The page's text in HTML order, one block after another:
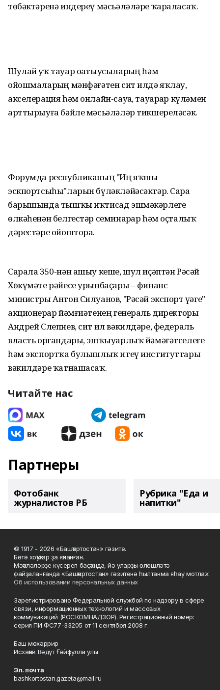
төбәктәренә индереү мәсьәләләре ҡараласаҡ.
Шулай уҡ тауар оҙатыусыларҙың һәм
ойошмаларҙың мәнфәғәтен сит илдә яҡлау,
акселерация һәм онлайн-сауҙа, тауарҙар күләмен
арттырыуға бәйле мәсьәләләр тикшереләсәк.
Форумда республиканың "Иң яҡшы
эскпортсыһы"ларын бүләкләйәсәктәр. Сара
барышында тышҡы иҡтисад эшмәкәрлеге
өлкәһенән белгестәр семинарҙар һәм оҫталыҡ
дәрестәре ойоштора.
Сарала 350-нән ашыу кеше, шул иҫәптән Рәсәй
Хөкүмәте рәйесе урынбаҫары – финанс
министры Антон Силуанов, "Рәсәй экспорт үҙәге"
акционерҙар йәмғиәтенең генераль директоры
Андрей Слепнев, сит ил вәкилдәре, федераль
власть органдары, эшҡыуарлыҡ йәмәғәтселеге
һәм экспортҡа булышлыҡ итеү институттары
вәкилдәре ҡатнашасаҡ.
Читайте нас
Партнеры
Фотобанк
журналистов РБ
Рубрика "Еда и
напитки"
© 1917 - 2026 «Башҡортостан» гәзите.
Бөтә хоҡуҡтар ҙа яҡланған.
Мәҡәләләрҙе күсереп баҫҡанда, йә уларҙы өлөшләтә
файҙаланғанда «Башҡортостан» гәзитенә һылтанма яһау мотлаҡ.
Об использовании персональных данных
Зарегистрировано Федеральной службой по надзору в сфере
связи, информационных технологий и массовых
коммуникаций (РОСКОМНАДЗОР). Регистрационный номер:
серия ПИ ФС77-33205 от 11 сентября 2008 г.
Баш мөхәррир
Исхаҡов Вәдүт Ғәйфулла улы
Эл. почта
bashkortostan.gazeta@mail.ru